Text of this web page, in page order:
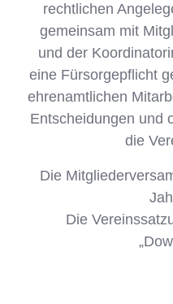
rechtlichen
gemeinsam mit
und der
eine Fürsorgepflicht
ehrenamtlichen
Entscheidungen und
die
Die
Die